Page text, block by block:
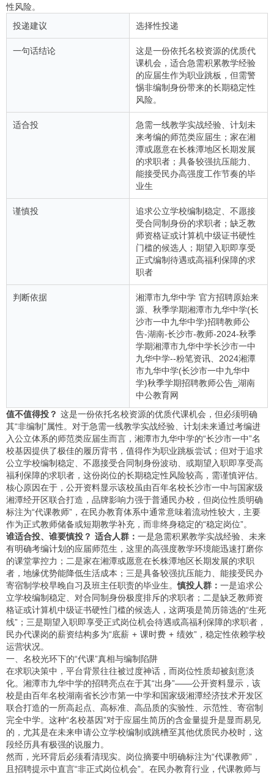
性风险。
投递建议
选择性投递
一句话结论
这是一份依托名校资源的优质代
课机会，适合急需积累教学经验
的应届生作为职业跳板，但需警
惕非编制身份带来的长期稳定性
风险。
适合投
急需一线教学实战经验、计划未
来考编的师范类应届生；家在湘
潭或愿意在长株潭地区长期发展
的求职者；具备较强抗压能力、
能接受民办高强度工作节奏的毕
业生
谨慎投
追求公立学校编制稳定、不愿接
受合同制身份的求职者；缺乏教
师资格证或计算机中级证书硬性
门槛的候选人；期望入职即享受
正式编制待遇或高福利保障的求
职者
判断依据
湘潭市九华中学 官方招聘原始来
源、秋季学期湘潭市九华中学(长
沙市一中九华中学)招聘教师公
告-湖南-长沙市-教师-2024-秋季
学期湘潭市九华中学长沙市一中
九华中学--粉笔资讯、2024湘潭
市九华中学(长沙市一中九华中
学)秋季学期招聘教师公告_湖南
中公教育网
值不值得投？ 这是一份依托名校资源的优质代课机会，但必须明确
其“非编制”属性。对于急需一线教学实战经验、计划未来通过考编进
入公立体系的师范类应届生而言，湘潭市九华中学的“长沙市一中”名
校基因提供了极佳的履历背书，值得作为职业跳板尝试；但对于追求
公立学校编制稳定、不愿接受合同制身份波动、或期望入职即享受高
福利保障的求职者，这份岗位的长期稳定性风险较高，需谨慎评估。
核心原因在于，公开资料显示该校虽由百年名校长沙市一中与国家级
湘潭经开区联合打造，品牌影响力强于普通民办校，但岗位性质明确
标注为“代课教师”，在民办教育体系中通常意味着流动性较大，主要
作为正式教师储备或短期教学补充，而非终身稳定的“稳定岗位”。
谁适合投、谁要慎投？ 适合人群： 一是急需积累教学实战经验、未来
有明确考编计划的应届师范生，这里的高强度教学环境能迅速打磨你
的课堂掌控力；二是家在湘潭或愿意在长株潭地区长期发展的求职
者，地缘优势能降低生活成本；三是具备较强抗压能力、能接受民办
寄宿制学校早晚自习及班主任职责的毕业生。慎投人群： 一是追求公
立学校编制稳定、对合同制身份极度排斥的求职者；二是缺乏教师资
格证或计算机中级证书硬性门槛的候选人，这两项是简历筛选的“生死
线”；三是期望入职即享受正式岗位机会待遇或高福利保障的求职者，
民办代课岗的薪资结构多为“底薪 + 课时费 + 绩效”，稳定性依赖学校
运营状况。
一、名校光环下的“代课”真相与编制陷阱
在求职决策中，平台背景往往被过度神话，而岗位性质却被刻意淡
化。湘潭市九华中学的招聘亮点在于其“出身”——公开资料显示，该
校是由百年名校湖南省长沙市第一中学和国家级湘潭经济技术开发区
联合打造的一所高起点、高标准、高品质的实验性、示范性、寄宿制
完全中学。这种“名校基因”对于应届生简历的含金量提升是显而易见
的，尤其是在未来申请公立学校编制或跳槽至其他优质民办校时，这
段经历具有极强的说服力。
然而，光环背后必须看清现实。岗位摘要中明确标注为“代课教师”，
且招聘提示中直言“非正式岗位机会”。在民办教育行业，代课教师与